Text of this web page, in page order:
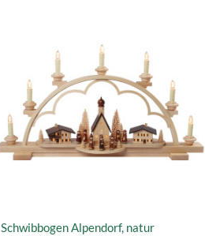
Schwibbogen Alpendorf, natur